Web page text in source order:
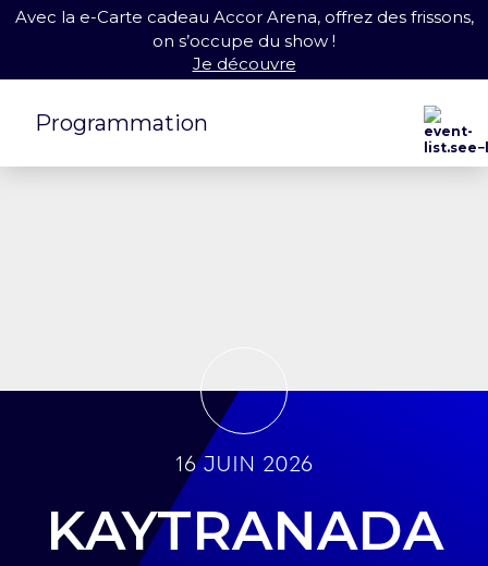
Avec la e-Carte cadeau Accor Arena, offrez des frissons,
on s’occupe du show !
Je découvre
Programmation
16 juin 2026
KAYTRANADA